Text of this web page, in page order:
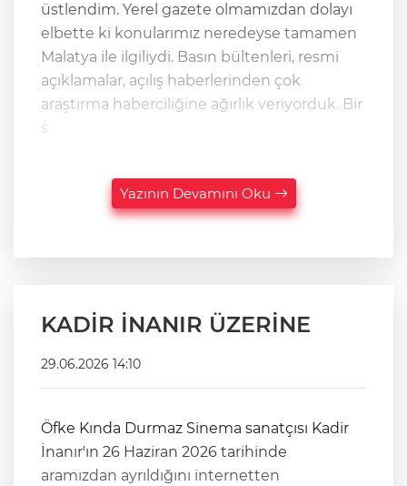
üstlendim. Yerel gazete olmamızdan dolayı
elbette ki konularımız neredeyse tamamen
Malatya ile ilgiliydi. Basın bültenleri, resmi
açıklamalar, açılış haberlerinden çok
araştırma haberciliğine ağırlık veriyorduk. Bir
s
Yazının Devamını Oku
KADİR İNANIR ÜZERİNE
29.06.2026 14:10
Öfke Kında Durmaz Sinema sanatçısı Kadir
İnanır'ın 26 Haziran 2026 tarihinde
aramızdan ayrıldığını internetten